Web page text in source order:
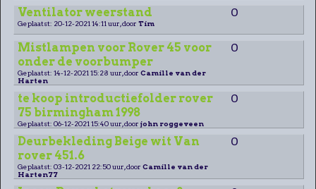
Ventilator weerstand 0
Geplaatst: 20-12-2021 14:11 uur, door Tim
Mistlampen voor Rover 45 voor
onder de voorbumper
0
Geplaatst: 14-12-2021 15:28 uur, door Camille van der
Harten
te koop introductiefolder rover
75 birmingham 1998
0
Geplaatst: 06-12-2021 15:40 uur, door john roggeveen
Deurbekleding Beige wit Van
rover 451.6
0
Geplaatst: 03-12-2021 22:50 uur, door Camille van der
Harten77